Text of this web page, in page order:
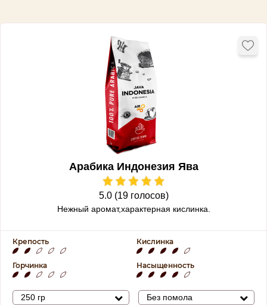
Арабика Индонезия Ява
5.0 (19 голосов)
Нежный аромат,характерная кислинка.
Крепость Кислинка
Горчинка Насыщенность
250 гр Без помола